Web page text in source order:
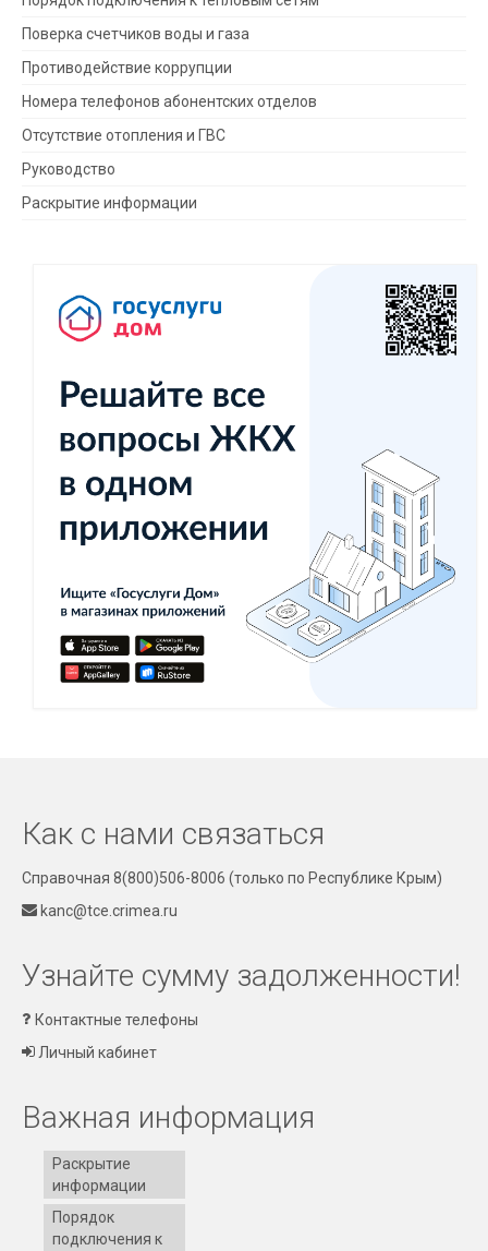
Поверка счетчиков воды и газа
Противодействие коррупции
Номера телефонов абонентских отделов
Отсутствие отопления и ГВС
Руководство
Раскрытие информации
Как с нами связаться
Справочная 8(800)506-8006 (только по Республике Крым)
kanc@tce.crimea.ru
Узнайте сумму задолженности!
Контактные телефоны
Личный кабинет
Важная информация
Раскрытие
информации
Порядок
подключения к